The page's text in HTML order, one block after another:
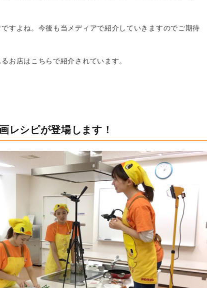
すよね。今後も当メディアで紹介していきますのでご期待
お店はこちらで紹介されています。
レシピが登場します！